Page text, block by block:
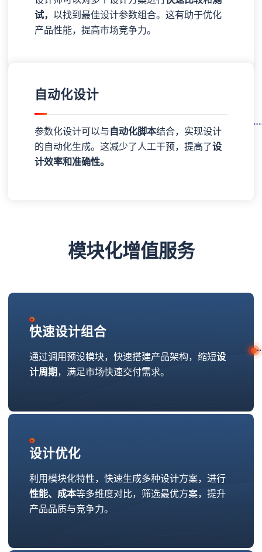
试， 以找到最佳设计参数组合。这有助于优化
产品性能，提高市场竞争力。
自动化设计
参数化设计可以与 自动化脚本结合，实现设计
的自动化生成。这减少了人工干预，提高了设
计效率和准确性。
模块化增值服务
快速设计组合
通过调用预设模块，快速搭建产品架构，缩短设
计周期 ，满足市场快速交付需求。
设计优化
利用模块化特性，快速生成多种设计方案，进行
性能、成本等多维度对比，筛选最优方案，提升
产品品质与竞争力。